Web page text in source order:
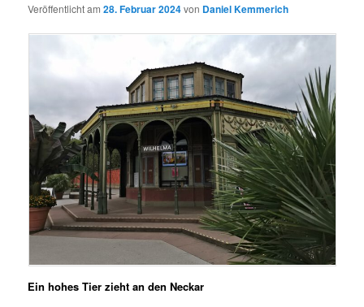
Veröffentlicht am28. Februar 2024von Daniel Kemmerich
Ein hohes Tier zieht an den Neckar